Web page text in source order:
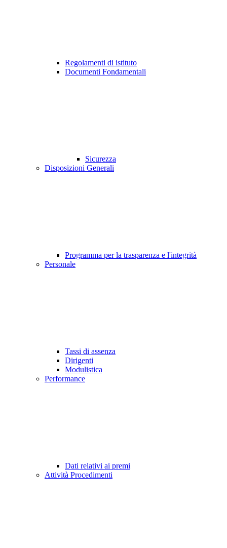
Regolamenti di istituto
Documenti Fondamentali
Sicurezza
Disposizioni Generali
Programma per la trasparenza e l'integrità
Personale
Tassi di assenza
Dirigenti
Modulistica
Performance
Dati relativi ai premi
Attività Procedimenti